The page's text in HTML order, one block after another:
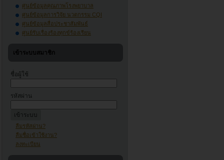
ศูนย์ข้อมูลคุณภาพโรงพยาบาล
ศูนย์ข้อมูลการวิจัย นวตกรรม CQI
ศูนย์ข้อมูลสื่อประชาสัมพันธ์
ศูนย์รับเรื่องร้องทุกข์ร้องเรียน
เข้าระบบสมาชิก
ชื่อผู้ใช้
รหัสผ่าน
ลืมรหัสผ่าน?
ลืมชื่อเข้าใช้งาน?
ลงทะเบียน